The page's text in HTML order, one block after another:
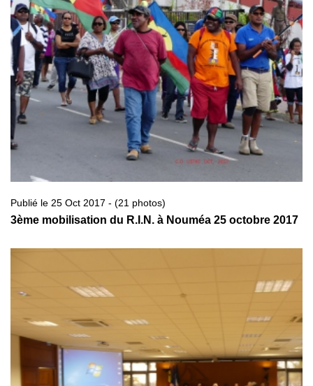
Publié le 25 Oct 2017 - (21 photos)
3ème mobilisation du R.I.N. à Nouméa 25 octobre 2017